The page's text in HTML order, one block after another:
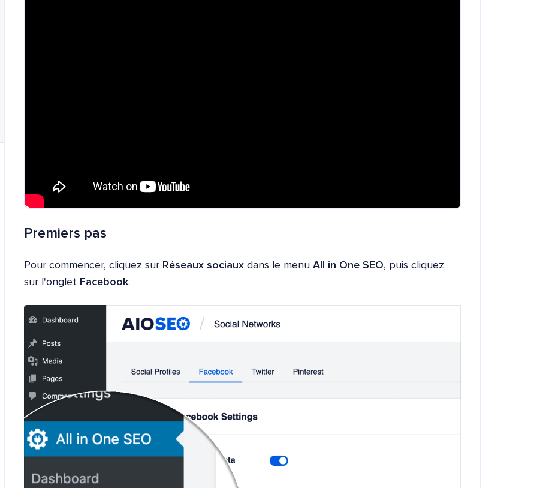
Premiers pas
Pour commencer, cliquez sur Réseaux sociaux dans le menu All in One SEO, puis cliquez
sur l'onglet Facebook.